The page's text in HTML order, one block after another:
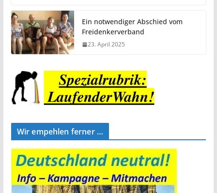
Ein notwendiger Abschied vom
Freidenkerverband
23. April 2025
Wir empehlen ferner …